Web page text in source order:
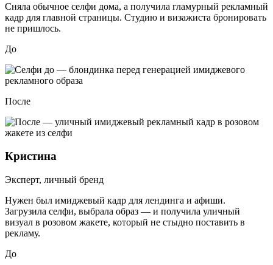
Сняла обычное селфи дома, а получила гламурный рекламный
кадр для главной страницы. Студию и визажиста бронировать
не пришлось.
До
После
Кристина
Эксперт, личный бренд
Нужен был имиджевый кадр для лендинга и афиши.
Загрузила селфи, выбрала образ — и получила уличный
визуал в розовом жакете, который не стыдно поставить в
рекламу.
До